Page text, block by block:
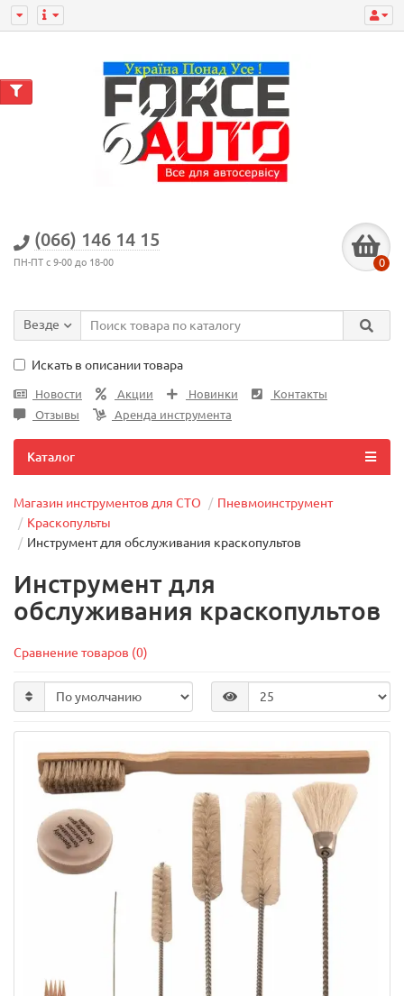
(066) 146 14 15
ПН-ПТ с 9-00 до 18-00 0
Везде
Искать в описании товара
Новости Акции Новинки
Контакты
Отзывы
Аренда инструмента
Каталог
Магазин инструментов для СТО
Пневмоинструмент
Краскопульты
Инструмент для обслуживания краскопультов
Инструмент для
обслуживания краскопультов
Сравнение товаров (0)